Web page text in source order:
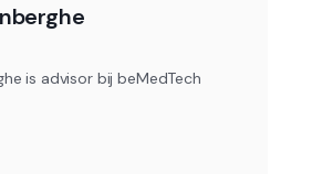
is advisor bij beMedTech